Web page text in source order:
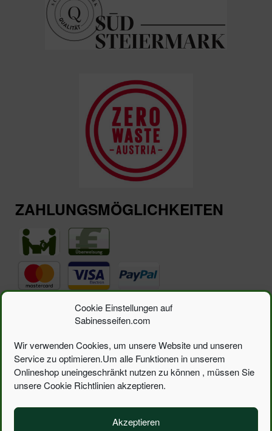
Cookie Einstellungen auf
Sabinesseifen.com
Wir verwenden Cookies, um unsere Website und unseren
Service zu optimieren.Um alle Funktionen in unserem
Onlineshop uneingeschränkt nutzen zu können , müssen Sie
unsere Cookie Richtlinien akzeptieren.
Akzeptieren
ZAHLUNGSMÖGLICHKEITEN
Suchen
Toggle
navigation
FOTOS, TEXTE, GESTALTUNG © 2026
WWW.SABINESSEIFEN.COM